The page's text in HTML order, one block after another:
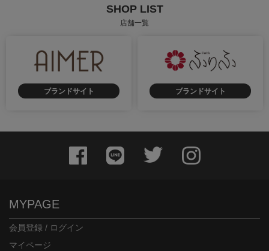
SHOP LIST
店舗一覧
ブランドサイト ブランドサイト
MYPAGE
会員登録 / ログイン
マイページ